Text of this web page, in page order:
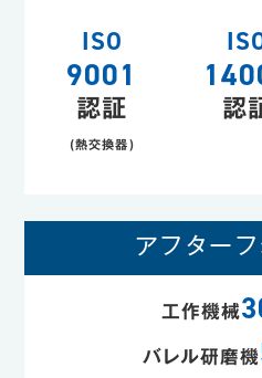
ISO
9001
認証
(熱交換器)
認
アフター
工作機械
バレル研磨機